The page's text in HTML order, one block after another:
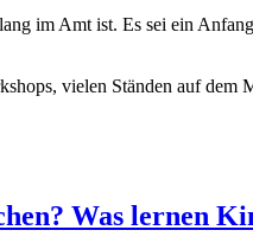
im Amt ist. Es sei ein
vielen Ständen auf
Was lernen